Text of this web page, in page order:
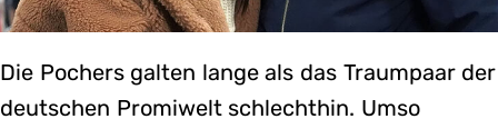
Die Pochers galten lange als das Traumpaar der
deutschen Promiwelt schlechthin. Umso